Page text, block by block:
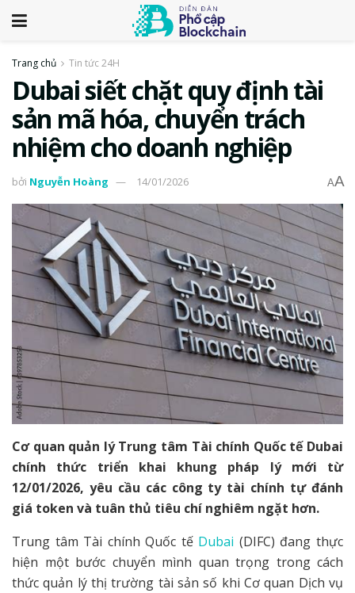
Trang chủ Tin tức 24H
Dubai siết chặt quy định tài
sản mã hóa, chuyển trách
nhiệm cho doanh nghiệp
bởi Nguyễn Hoàng 14/01/2026 AA
Cơ quan quản lý Trung tâm Tài chính Quốc tế Dubai
chính thức triển khai khung pháp lý mới từ
12/01/2026, yêu cầu các công ty tài chính tự đánh
giá token và tuân thủ tiêu chí nghiêm ngặt hơn.
Trung tâm Tài chính Quốc tế Dubai (DIFC) đang thực
hiện một bước chuyển mình quan trọng trong cách
thức quản lý thị trường tài sản số khi Cơ quan Dịch vụ